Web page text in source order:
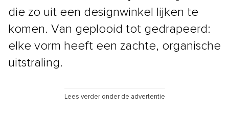
die zo uit een designwinkel lijken te
komen. Van geplooid tot gedrapeerd:
elke vorm heeft een zachte, organische
uitstraling.
Lees verder onder de advertentie